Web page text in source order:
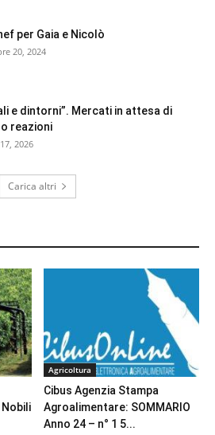
per Gaia e Nicolò
20, 2024
e dintorni”. Mercati in attesa di
reazioni
2026
Carica altri
Agricoltura
Cibus Agenzia Stampa
Agroalimentare: SOMMARIO
Anno 24 – n° 1 5...